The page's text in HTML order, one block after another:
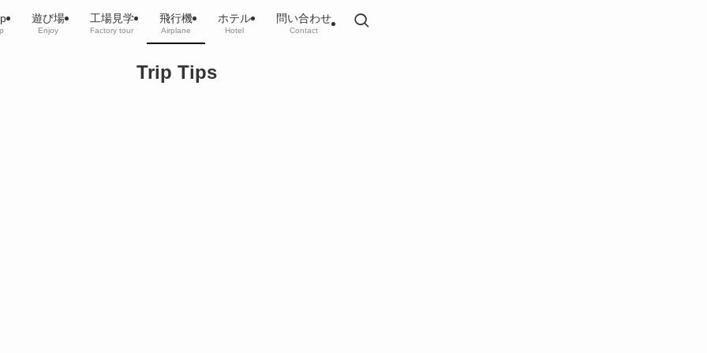
Trip Tips
遊び場
Enjoy
工場見学
Factory tour
飛行機
Airplane
ホテル
Hotel
問い合わせ
Contact